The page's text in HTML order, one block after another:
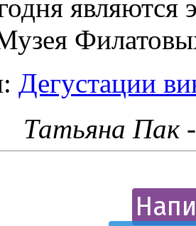
Дегустации
Татьяна Пак